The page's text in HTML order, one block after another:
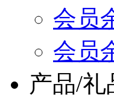
会员
会员
产品/礼